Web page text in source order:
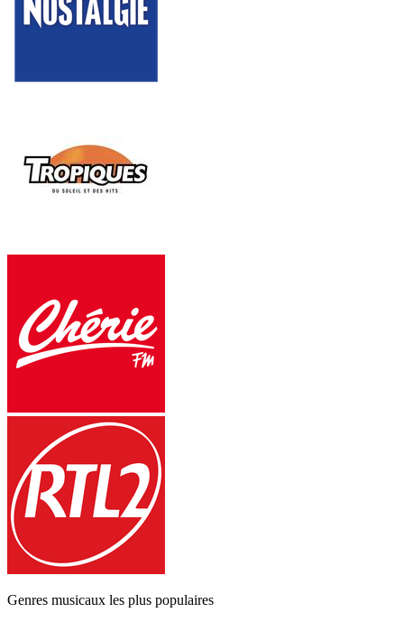
Genres musicaux les plus populaires